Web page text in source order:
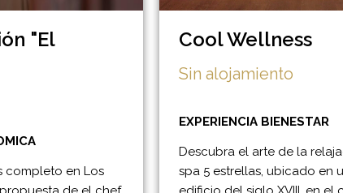
"El
completo en Los
Cool Wellness
Sin alojamiento
EXPERIENCIA BIENESTAR
Descubra el arte de la
spa 5 estrellas, ubicado en